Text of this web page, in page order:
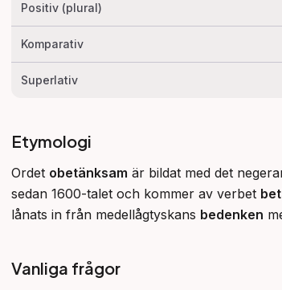
Positiv (plural)
Komparativ
Superlativ
Etymologi
Ordet obetänksam är bildat med det
sedan 1600-talet och kommer av verbet
lånats in från medellågtyskans bedenken
Vanliga frågor